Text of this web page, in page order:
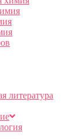
литература